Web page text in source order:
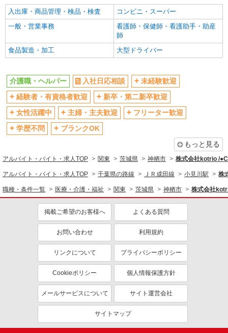
高収入・高額
ボーナス・賞与あり
昇給あり
完全週休2日制
禁煙・分煙
駅直結・駅チカ
車通勤OK
残業少なめ（月20h未満）
交通費支給
社会保険あり
産休・育休取得実績あり
退職金・財形貯蓄制度あり
各種手当（家族・役職・インセン
ティブなど）あり
制服貸与
同じ職種から求人を探す
介護職・ヘルパー
同じ特徴から求人を探す
ミドル（40代～）活躍中
ボーナス・賞与あり
交通費支給
社会保険あり
産休・育休取得実績あり
入出庫・商品管理・検品・検査
コンビニ・スーパー
一般・営業事務
看護師・保健師・看護助手・助産
師
食品製造・加工
大型ドライバー
介護職・ヘルパー 入社日応相談
未経験歓迎
経験者・有資格者歓迎
新卒・第二新卒歓迎
女性活躍中
主婦・主夫歓迎
フリーター歓迎
学歴不問
ブランクOK
もっと見る
アルバイト・バイト・求人TOP 関東 茨城県 神栖市 株式会社kotrio /
アルバイト・バイト・求人TOP 千葉県の路線 ＪＲ成田線 小見川駅 株
職種・条件一覧 医療・介護・福祉 関東 茨城県 神栖市 株式会社
掲載ご希望のお客様へ よくある質問
お問い合わせ 利用規約
リンクについて プライバシーポリシー
Cookieポリシー 個人情報保護方針
メールサービスについて サイト運営会社
サイトマップ